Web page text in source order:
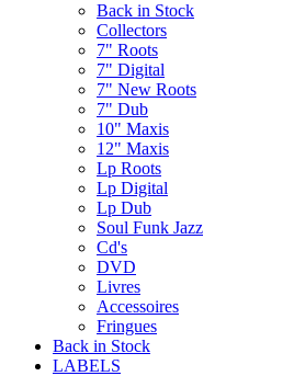
Back in Stock
Collectors
7" Roots
7" Digital
7" New Roots
7" Dub
10" Maxis
12" Maxis
Lp Roots
Lp Digital
Lp Dub
Soul Funk Jazz
Cd's
DVD
Livres
Accessoires
Fringues
Back in Stock
LABELS